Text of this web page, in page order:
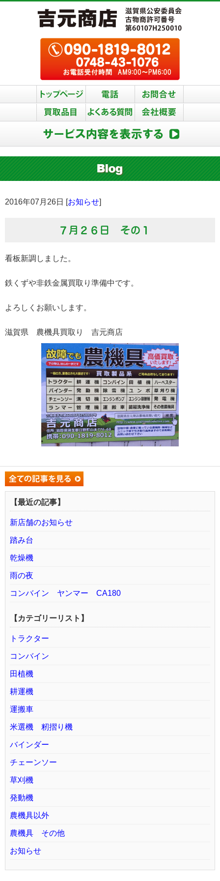
2016年07月26日 [お知らせ]
７月２６日 その１
看板新調しました。
鉄くずや非鉄金属買取り準備中です。
よろしくお願いします。
滋賀県 農機具買取り 吉元商店
【最近の記事】
新店舗のお知らせ
踏み台
乾燥機
雨の夜
コンバイン ヤンマー CA180
【カテゴリーリスト】
トラクター
コンバイン
田植機
耕運機
運搬車
米選機 籾摺り機
バインダー
チェーンソー
草刈機
発動機
農機具以外
農機具 その他
お知らせ